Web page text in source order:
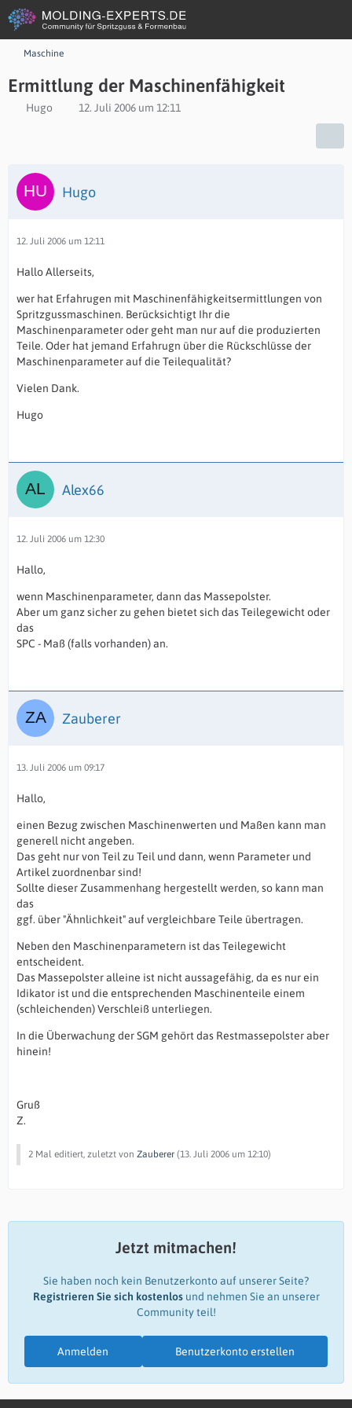
Maschine
Ermittlung der Maschinenfähigkeit
Hugo 12. Juli 2006 um 12:11
Hugo
12. Juli 2006 um 12:11
Hallo Allerseits,
wer hat Erfahrugen mit Maschinenfähigkeitsermittlungen von
Spritzgussmaschinen. Berücksichtigt Ihr die
Maschinenparameter oder geht man nur auf die produzierten
Teile. Oder hat jemand Erfahrugn über die Rückschlüsse der
Maschinenparameter auf die Teilequalität?
Vielen Dank.
Hugo
Alex66
12. Juli 2006 um 12:30
Hallo,
wenn Maschinenparameter, dann das Massepolster.
Aber um ganz sicher zu gehen bietet sich das Teilegewicht oder
das
SPC - Maß (falls vorhanden) an.
Zauberer
13. Juli 2006 um 09:17
Hallo,
einen Bezug zwischen Maschinenwerten und Maßen kann man
generell nicht angeben.
Das geht nur von Teil zu Teil und dann, wenn Parameter und
Artikel zuordnenbar sind!
Sollte dieser Zusammenhang hergestellt werden, so kann man
das
ggf. über "Ähnlichkeit" auf vergleichbare Teile übertragen.
Neben den Maschinenparametern ist das Teilegewicht
entscheident.
Das Massepolster alleine ist nicht aussagefähig, da es nur ein
Idikator ist und die entsprechenden Maschinenteile einem
(schleichenden) Verschleiß unterliegen.
In die Überwachung der SGM gehört das Restmassepolster aber
hinein!
Gruß
Z.
2 Mal editiert, zuletzt von Zauberer (13. Juli 2006 um 12:10)
Jetzt mitmachen!
Sie haben noch kein Benutzerkonto auf unserer Seite?
Registrieren Sie sich kostenlosund nehmen Sie an unserer
Community teil!
Benutzerkonto erstellen
Anmelden